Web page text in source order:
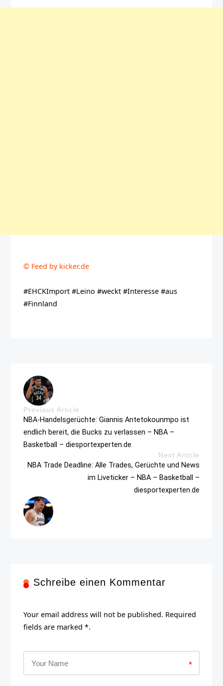
© Feed by kicker.de
#EHCKImport #Leino #weckt #Interesse #aus
#Finnland
Previous Article
NBA-Handelsgerüchte: Giannis Antetokounmpo ist
endlich bereit, die Bucks zu verlassen – NBA –
Basketball – diesportexperten.de
Next Article
NBA Trade Deadline: Alle Trades, Gerüchte und News
im Liveticker – NBA – Basketball –
diesportexperten.de
Schreibe einen Kommentar
Your email address will not be published. Required
fields are marked *.
*